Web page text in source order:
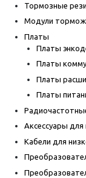
Тормозные
Модули
Платы
Платы
Платы
Платы
Платы
Аксессуары
Кабели для